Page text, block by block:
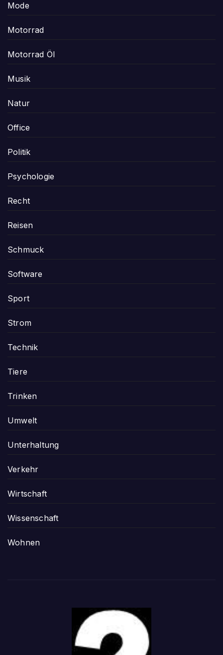
Mode
Motorrad
Motorrad Öl
Musik
Natur
Office
Politik
Psychologie
Recht
Reisen
Schmuck
Software
Sport
Strom
Technik
Tiere
Trinken
Umwelt
Unterhaltung
Verkehr
Wirtschaft
Wissenschaft
Wohnen